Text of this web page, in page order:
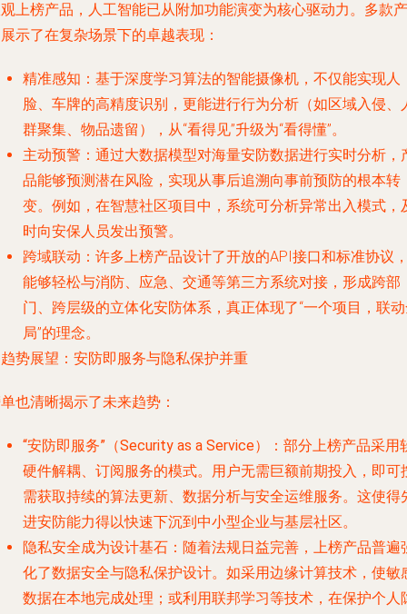
上榜产品，人工智能已从附加功能演变为核心驱动力。多款产
示了在复杂场景下的卓越表现：
精准感知 ：基于深度学习算法的智能摄像机，不仅能实现人
脸、车牌的高精度识别，更能进行行为分析（如区域入侵、
群聚集、物品遗留），从“看得见”升级为“看得懂”。
主动预警 ：通过大数据模型对海量安防数据进行实时分析，
品能够预测潜在风险，实现从事后追溯向事前预防的根本转
变。例如，在智慧社区项目中，系统可分析异常出入模式，
时向安保人员发出预警。
跨域联动 ：许多上榜产品设计了开放的API接口和标准协议
能够轻松与消防、应急、交通等第三方系统对接，形成跨部
门、跨层级的立体化安防体系，真正体现了“一个项目，联
局”的理念。
势展望：安防即服务与隐私保护并重
也清晰揭示了未来趋势：
“安防即服务”（Security as a Service）
：部分上榜产品采用
硬件解耦、订阅服务的模式。用户无需巨额前期投入，即可
需获取持续的算法更新、数据分析与安全运维服务。这使得
进安防能力得以快速下沉到中小型企业与基层社区。
隐私安全成为设计基石 ：随着法规日益完善，上榜产品普遍
化了数据安全与隐私保护设计。如采用边缘计算技术，使敏
数据在本地完成处理；或利用联邦学习等技术，在保护个人